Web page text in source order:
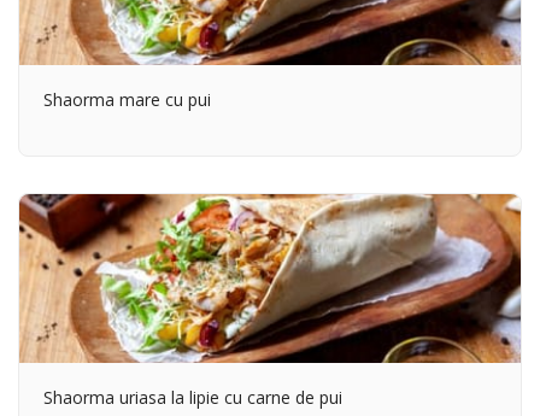
Shaorma mare cu pui
Shaorma uriasa la lipie cu carne de pui